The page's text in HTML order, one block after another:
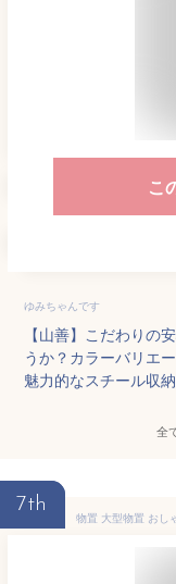
こ
ゆみちゃんです
【山善】こだわりの
うか？カラーバリエ
魅力的なスチール収
全
7th